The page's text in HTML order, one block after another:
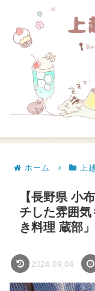
ホーム 上
【長野県 小
チした雰囲
き料理 蔵部」
2024.09.04